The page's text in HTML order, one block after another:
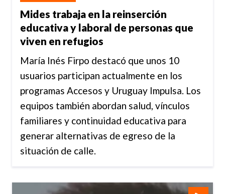
Mides trabaja en la reinserción
educativa y laboral de personas que
viven en refugios
María Inés Firpo destacó que unos 10
usuarios participan actualmente en los
programas Accesos y Uruguay Impulsa. Los
equipos también abordan salud, vínculos
familiares y continuidad educativa para
generar alternativas de egreso de la
situación de calle.